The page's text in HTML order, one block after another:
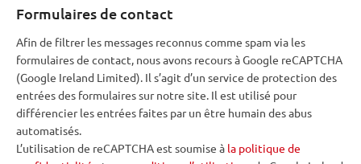
Formulaires de contact
Afin de filtrer les messages reconnus comme spam via les
formulaires de contact, nous avons recours à Google reCAPTCHA
(Google Ireland Limited). Il s’agit d’un service de protection des
entrées des formulaires sur notre site. Il est utilisé pour
différencier les entrées faites par un être humain des abus
automatisés.
L’utilisation de reCAPTCHA est soumise à la politique de